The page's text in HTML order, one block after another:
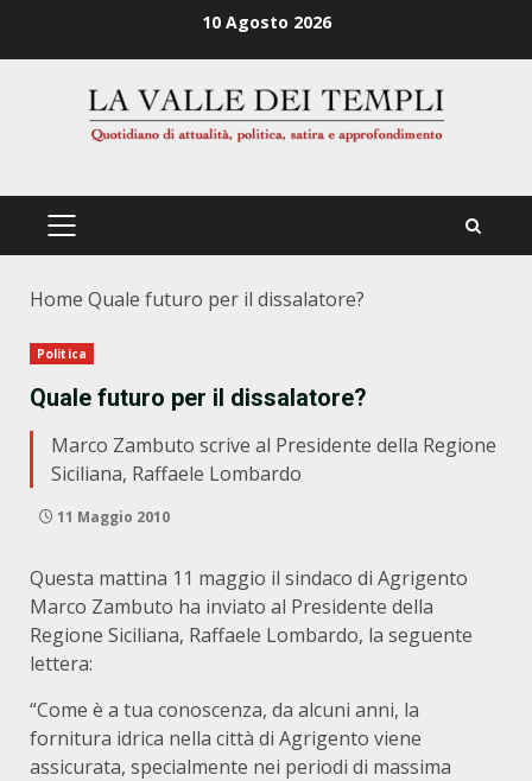
10 Agosto 2026
PRIMÄRES
Home Quale futuro per il dissalatore?
Politica
Quale futuro per il dissalatore?
Marco Zambuto scrive al Presidente della Regione
Siciliana, Raffaele Lombardo
11 Maggio 2010
Questa mattina 11 maggio il sindaco di Agrigento
Marco Zambuto ha inviato al Presidente della
Regione Siciliana, Raffaele Lombardo, la seguente
lettera:
“Come è a tua conoscenza, da alcuni anni, la
fornitura idrica nella città di Agrigento viene
assicurata, specialmente nei periodi di massima